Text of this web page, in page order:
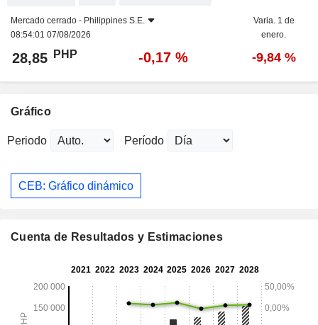
Mercado cerrado - Philippines S.E.
08:54:01 07/08/2026
Varia. 1 de
enero.
28,85 PHP -0,17 % -9,84 %
Gráfico
Periodo Período
CEB: Gráfico dinámico
Cuenta de Resultados y Estimaciones